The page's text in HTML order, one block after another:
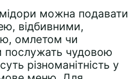
можна подавати
відбивними,
омлетом чи
послужать чудовою
різноманітність у